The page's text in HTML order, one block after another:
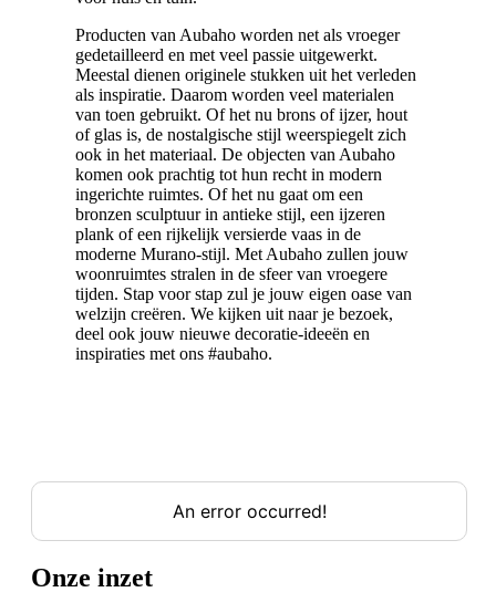
Producten van Aubaho worden net als vroeger
gedetailleerd en met veel passie uitgewerkt.
Meestal dienen originele stukken uit het verleden
als inspiratie. Daarom worden veel materialen
van toen gebruikt. Of het nu brons of ijzer, hout
of glas is, de nostalgische stijl weerspiegelt zich
ook in het materiaal. De objecten van Aubaho
komen ook prachtig tot hun recht in modern
ingerichte ruimtes. Of het nu gaat om een
bronzen sculptuur in antieke stijl, een ijzeren
plank of een rijkelijk versierde vaas in de
moderne Murano-stijl. Met Aubaho zullen jouw
woonruimtes stralen in de sfeer van vroegere
tijden. Stap voor stap zul je jouw eigen oase van
welzijn creëren. We kijken uit naar je bezoek,
deel ook jouw nieuwe decoratie-ideeën en
inspiraties met ons #aubaho.
Onze inzet